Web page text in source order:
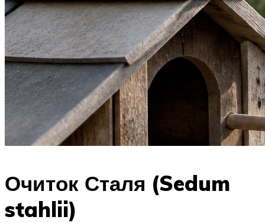
Очиток Сталя (Sedum
stahlii)